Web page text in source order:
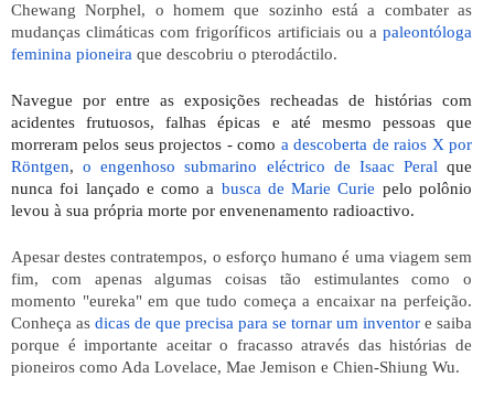
Chewang Norphel, o homem que sozinho está a combater as
mudanças climáticas com frigoríficos artificiais ou a paleontóloga
feminina pioneira que descobriu o pterodáctilo.
Navegue por entre as exposições recheadas de histórias com
acidentes frutuosos, falhas épicas e até mesmo pessoas que
morreram pelos seus projectos - como a descoberta de raios X por
Röntgen, o engenhoso submarino eléctrico de Isaac Peral que
nunca foi lançado e como a busca de Marie Curie pelo polônio
levou à sua própria morte por envenenamento radioactivo.
Apesar destes contratempos, o esforço humano é uma viagem sem
fim, com apenas algumas coisas tão estimulantes como o
momento "eureka" em que tudo começa a encaixar na perfeição.
Conheça as dicas de que precisa para se tornar um inventor e saiba
porque é importante aceitar o fracasso através das histórias de
pioneiros como Ada Lovelace, Mae Jemison e Chien-Shiung Wu.